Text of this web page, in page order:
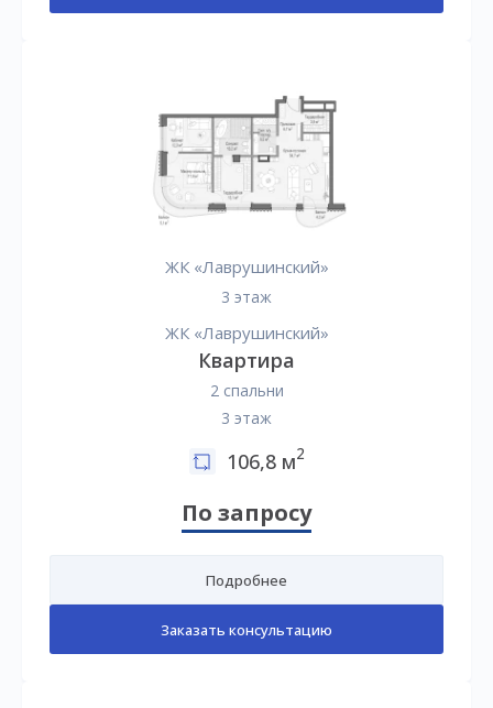
ЖК «Лаврушинский»
3 этаж
ЖК «Лаврушинский»
Квартира
2 спальни
3 этаж
106,8 м2
По запросу
Подробнее
Заказать консультацию